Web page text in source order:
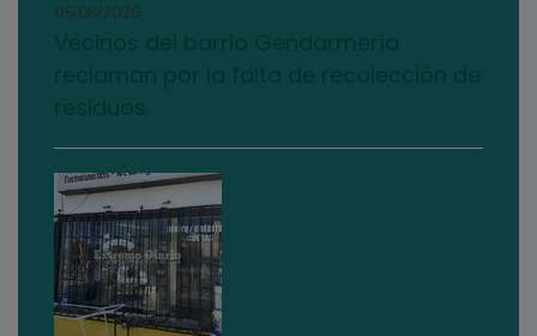
05/08/2026